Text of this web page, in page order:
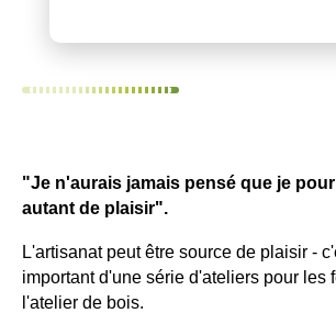
"Je n'aurais jamais pensé que je
autant de plaisir".
L'artisanat peut être source de plaisir -
important d'une série d'ateliers pour les
l'atelier de bois.